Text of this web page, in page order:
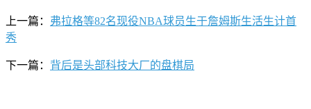
上一篇： 弗拉格等82名现役NBA球员生于詹姆斯生活生计首
秀
下一篇： 背后是头部科技大厂的盘棋局